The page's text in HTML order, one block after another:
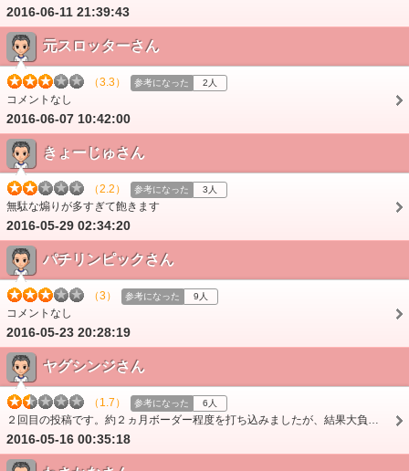
2016-06-11 21:39:43
元スロッターさん
（3.3） 参考になった 2人
コメントなし
2016-06-07 10:42:00
きょーじゅさん
（2.2） 参考になった 3人
無駄な煽りが多すぎて飽きます
2016-05-29 02:34:20
パチリンピックさん
（3） 参考になった 9人
コメントなし
2016-05-23 20:28:19
ヤグシンジさん
（1.7） 参考になった 6人
２回目の投稿です。約２ヵ月ボーダー程度を打ち込みましたが、結果大負け。継続率は80%?本当にあるのか？というショボ連。2400発比率を50%より約1500発ぐらいを約80%位の…
2016-05-16 00:35:18